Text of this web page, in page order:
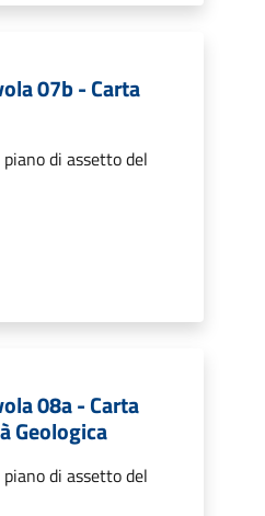
07b - Carta
di assetto del
08a - Carta
Geologica
di assetto del